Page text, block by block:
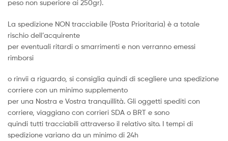
peso non superiore ai 250gr).
La spedizione NON tracciabile (Posta Prioritaria) è a totale
rischio dell’acquirente
per eventuali ritardi o smarrimenti e non verranno emessi
rimborsi
o rinvii a riguardo, si consiglia quindi di scegliere una spedizione
corriere con un minimo supplemento
per una Nostra e Vostra tranquillità. Gli oggetti spediti con
corriere, viaggiano con corrieri SDA o BRT e sono
quindi tutti tracciabili attraverso il relativo sito. I tempi di
spedizione variano da un minimo di 24h